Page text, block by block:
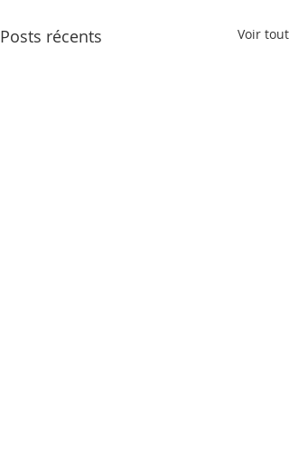
Posts récents Voir tout